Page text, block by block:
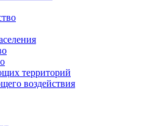
территорий
воздействия